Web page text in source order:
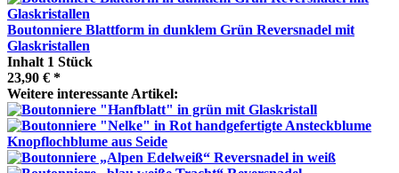
Boutonniere Blattform in dunklem Grün Reversnadel mit
Glaskristallen
Inhalt 1 Stück
23,90 € *
Weitere interessante Artikel: